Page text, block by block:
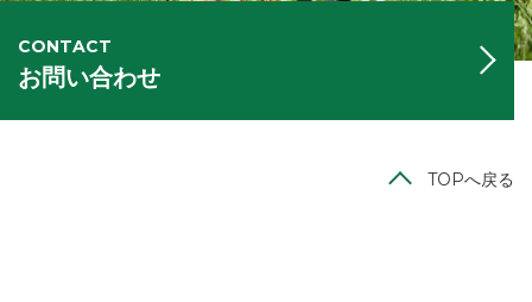
CONTACT
お問い合わせ
TOPへ戻る